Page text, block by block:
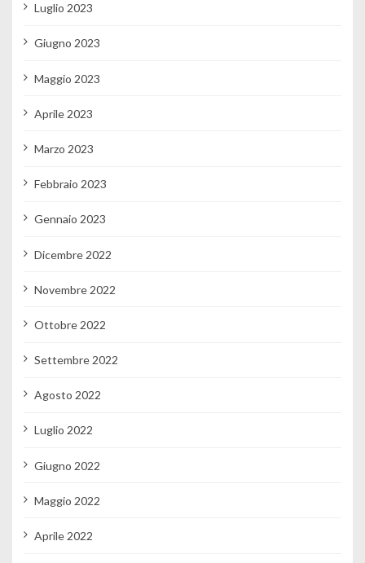
Luglio 2023
Giugno 2023
Maggio 2023
Aprile 2023
Marzo 2023
Febbraio 2023
Gennaio 2023
Dicembre 2022
Novembre 2022
Ottobre 2022
Settembre 2022
Agosto 2022
Luglio 2022
Giugno 2022
Maggio 2022
Aprile 2022